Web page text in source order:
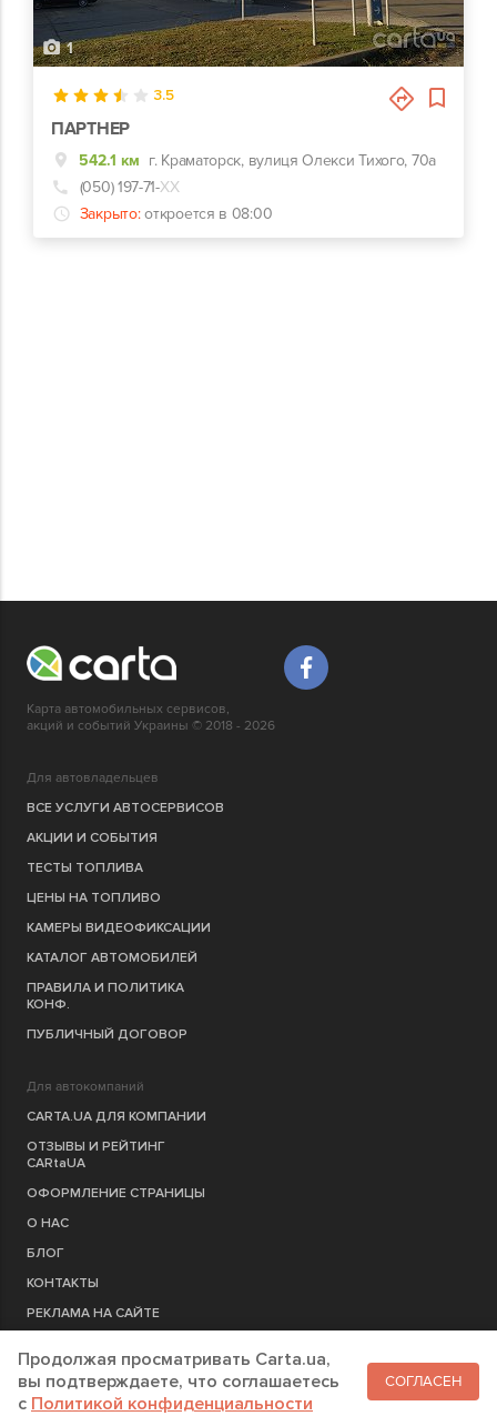
1
3.5
ПАРТНЕР
542.1 км г. Краматорск, вулиця Олекси Тихого, 70а
(050) 197-71-ХХ
Закрыто: откроется в 08:00
Карта автомобильных сервисов,
акций и событий Украины © 2018 - 2026
Для автовладельцев
ВСЕ УСЛУГИ АВТОСЕРВИСОВ
АКЦИИ И СОБЫТИЯ
ТЕСТЫ ТОПЛИВА
ЦЕНЫ НА ТОПЛИВО
КАМЕРЫ ВИДЕОФИКСАЦИИ
КАТАЛОГ АВТОМОБИЛЕЙ
ПРАВИЛА И ПОЛИТИКА
КОНФ.
ПУБЛИЧНЫЙ ДОГОВОР
Для автокомпаний
CARTA.UA ДЛЯ КОМПАНИИ
ОТЗЫВЫ И РЕЙТИНГ
CARtaUA
ОФОРМЛЕНИЕ СТРАНИЦЫ
О НАС
БЛОГ
КОНТАКТЫ
РЕКЛАМА НА САЙТЕ
РЕГИСТРАЦИЯ КОМПАНИЮ
Продолжая просматривать Carta.ua,
вы подтверждаете, что соглашаетесь
c Политикой конфиденциальности
СОГЛАСЕН